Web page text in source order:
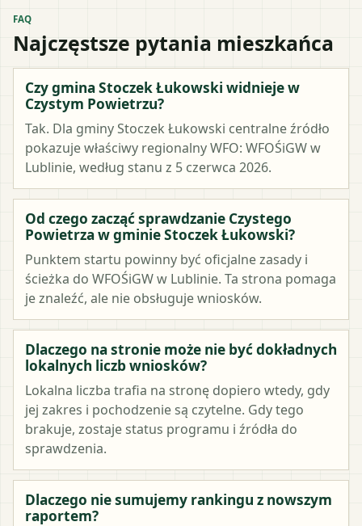
FAQ
Najczęstsze pytania mieszkańca
Czy gmina Stoczek Łukowski widnieje w
Czystym Powietrzu?
Tak. Dla gminy Stoczek Łukowski centralne źródło
pokazuje właściwy regionalny WFO: WFOŚiGW w
Lublinie, według stanu z 5 czerwca 2026.
Od czego zacząć sprawdzanie Czystego
Powietrza w gminie Stoczek Łukowski?
Punktem startu powinny być oficjalne zasady i
ścieżka do WFOŚiGW w Lublinie. Ta strona pomaga
je znaleźć, ale nie obsługuje wniosków.
Dlaczego na stronie może nie być dokładnych
lokalnych liczb wniosków?
Lokalna liczba trafia na stronę dopiero wtedy, gdy
jej zakres i pochodzenie są czytelne. Gdy tego
brakuje, zostaje status programu i źródła do
sprawdzenia.
Dlaczego nie sumujemy rankingu z nowszym
raportem?